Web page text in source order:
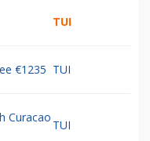
TUI
€1235 TUI
Curacao
TUI